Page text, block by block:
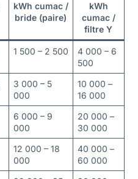
kWh cumac /
bride (paire)
kWh
cumac /
filtre Y
1 500 – 2 500
4 000 – 6
500
3 000 – 5
000
10 000 –
16 000
6 000 – 9
000
20 000 –
30 000
12 000 – 18
000
40 000 –
60 000